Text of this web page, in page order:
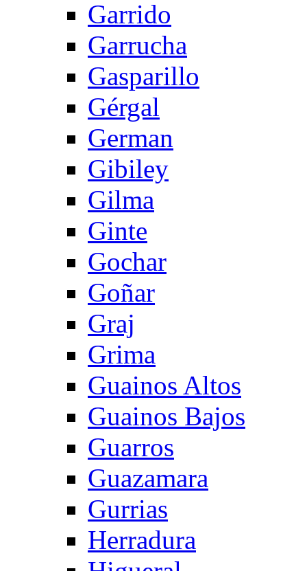
Garrido
Garrucha
Gasparillo
Gérgal
German
Gibiley
Gilma
Ginte
Gochar
Goñar
Graj
Grima
Guainos Altos
Guainos Bajos
Guarros
Guazamara
Gurrias
Herradura